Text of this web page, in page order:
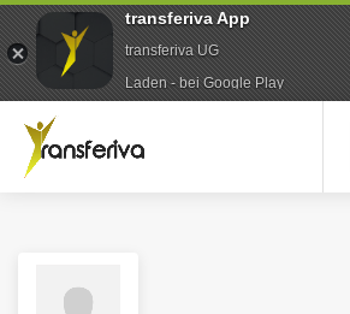
transferiva App
transferiva UG
Laden - bei Google Play